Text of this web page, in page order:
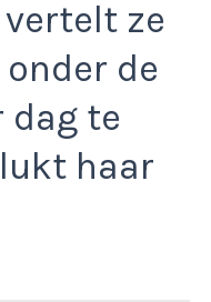
ze
de
dag te
haar